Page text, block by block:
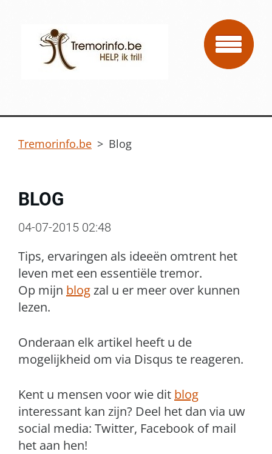
Tremorinfo.be > Blog
BLOG
04-07-2015 02:48
Tips, ervaringen als ideeën omtrent het
leven met een essentiële tremor.
Op mijn blogzal u er meer over kunnen
lezen.
Onderaan elk artikel heeft u de
mogelijkheid om via Disqus te reageren.
Kent u mensen voor wie dit blog
interessant kan zijn? Deel het dan via uw
social media: Twitter, Facebook of mail
het aan hen!